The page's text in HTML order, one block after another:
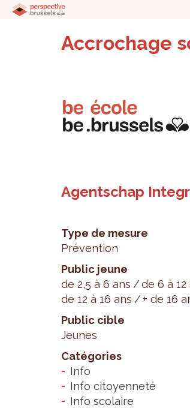
Accrochage
Agentschap
Type de mesure
Prévention
Public jeune
de 2,5 à 6 ans
de 6 à 12
de 12 à 16 ans
+ de 16
Public cible
Jeunes
Catégories
Info
Info citoyenneté
Info scolaire